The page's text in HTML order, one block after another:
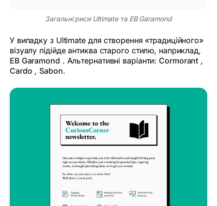
Загальні риси Ultimate та EB Garamond
У випадку з Ultimate для створення «традиційного»
візуалу підійде антиква старого стилю, наприклад,
EB Garamond . Альтернативні варіанти: Cormorant ,
Cardo , Sabon.